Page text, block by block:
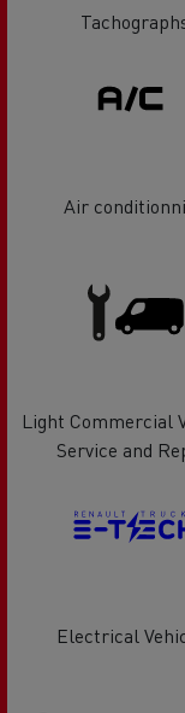
Air
Light Commercial
Service and
Electrical